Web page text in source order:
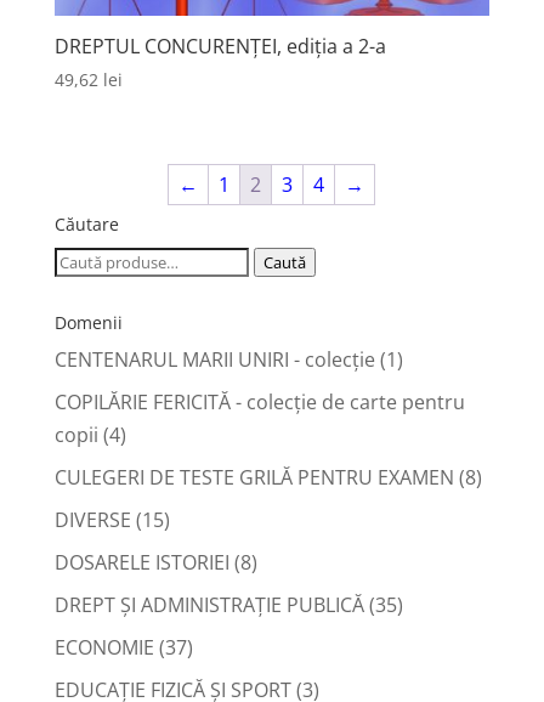
DREPTUL CONCURENȚEI, ediția a 2-a
49,62 lei
← 1 2 3 4 →
Căutare
Caută
Caută
Domenii
CENTENARUL MARII UNIRI - colecție(1)
COPILĂRIE FERICITĂ - colecţie de carte pentru
copii (4)
CULEGERI DE TESTE GRILĂ PENTRU EXAMEN (8)
DIVERSE (15)
DOSARELE ISTORIEI (8)
DREPT ŞI ADMINISTRAŢIE PUBLICĂ(35)
ECONOMIE (37)
EDUCAŢIE FIZICĂ ŞI SPORT(3)